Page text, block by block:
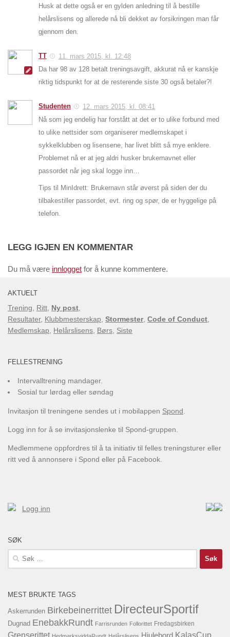
Husk at dette også er en gylden anledning til å bestille
helårslisens og allerede nå bli dekket av forsikringen man får
gjennom den.
TT
11. mars 2015, kl. 12:48
Da har 98 av 128 betalt treningsavgift, akkurat nå er kanskje
riktig tidspunkt for at de resterende siste 30 også betaler?!
Studenten
12. mars 2015, kl. 08:41
Nå som jeg endelig har forstått at det er to ulike forbund med
to ulike nettsider som organiserer medlemskapet i
sykkelklubben og lisensene, har livet blitt så mye enklere.
Problemet nå er at jeg aldri husker brukernavnet eller
passordet når jeg skal logge inn…
Tips til MinIdrett: Brukernavn står øverst på siden der du
tilbakestiller passordet, evt. ring og spør, de er hyggelige på
telefon.
LEGG IGJEN EN KOMMENTAR
Du må være innlogget for å kunne kommentere.
AKTUELT
Trening, Ritt, Ny post,
Resultater, Klubbmesterskap, Stormester, Code of Conduct,
Medlemskap, Helårslisens, Børs, Siste
FELLESTRENING
Intervalltrening mandager.
Sosial tur lørdag eller søndag
Invitasjon til treningene sendes ut i mobilappen Spond
Logg inn for å se invitasjonslenke til Spond-gruppen.
Medlemmene oppfordres til å ta initiativ til felles treningsturer eller
ritt ved å annonsere i Spond eller på Facebook.
Logg inn
SØK
Søk
MEST BRUKTE TAGS
Askerrunden Birkebeinerrittet DirecteurSportif
Dugnad EnebakkRundt Farrisrunden Follorittet Fredagsbirken
Grenserittet Hjulebord KalasCup